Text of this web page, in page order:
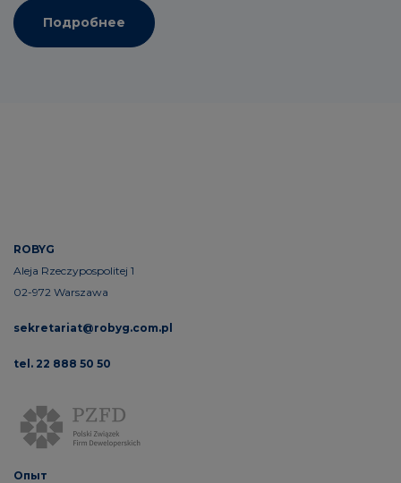
Подробнее
ROBYG
Aleja Rzeczypospolitej 1
02-972 Warszawa
sekretariat@robyg.com.pl
tel. 22 888 50 50
Опыт